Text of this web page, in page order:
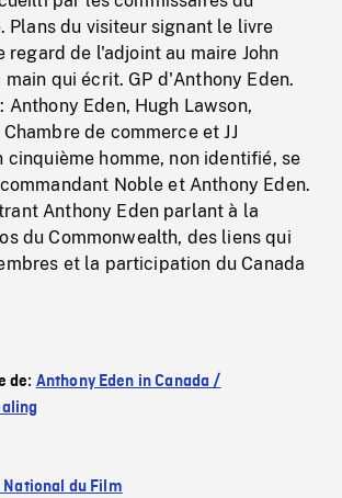
Plans du visiteur signant le livre
regard de l'adjoint au maire John
main qui écrit. GP d'Anthony Eden.
Anthony Eden, Hugh Lawson,
de commerce et JJ
cinquième homme, non identifié, se
Noble et Anthony Eden.
Anthony Eden parlant à la
du Commonwealth, des liens qui
et la participation du Canada
de: Anthony Eden in Canada /
du Film